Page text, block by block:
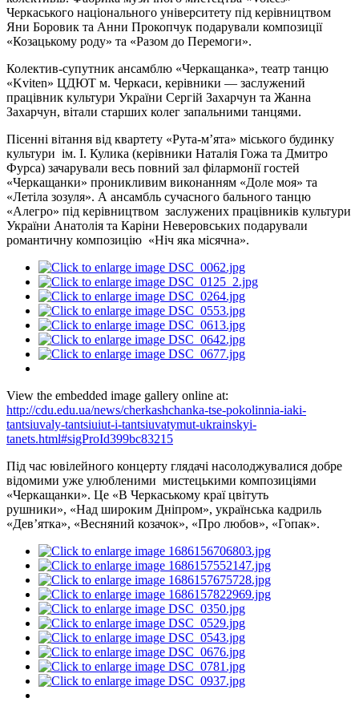
Черкаського національного університету під керівництвом
Яни Боровик та Анни Прокопчук подарували композиції
«Козацькому роду» та «Разом до Перемоги».
Колектив-супутник ансамблю «Черкащанка», театр танцю
«Kviten» ЦДЮТ м. Черкаси, керівники — заслужений
працівник культури України Сергій Захарчун та Жанна
Захарчун, вітали старших колег запальними танцями.
Пісенні вітання від квартету «Рута-м’ята» міського будинку
культури ім. І. Кулика (керівники Наталія Гожа та Дмитро
Фурса) зачарували весь повний зал філармонії гостей
«Черкащанки» проникливим виконанням «Доле моя» та
«Летіла зозуля». А ансамбль сучасного бального танцю
«Алегро» під керівництвом заслужених працівників культури
України Анатолія та Каріни Неверовських подарували
романтичну композицію «Ніч яка місячна».
View the embedded image gallery online at:
http://cdu.edu.ua/news/cherkashchanka-tse-pokolinnia-iaki-
tantsiuvaly-tantsiuiut-i-tantsiuvatymut-ukrainskyi-
tanets.html#sigProId399bc83215
Під час ювілейного концерту глядачі насолоджувалися добре
відомими уже улюбленими мистецькими композиціями
«Черкащанки». Це «В Черкаському краї цвітуть
рушники», «Над широким Дніпром», українська кадриль
«Дев’ятка», «Весняний козачок», «Про любов», «Гопак».